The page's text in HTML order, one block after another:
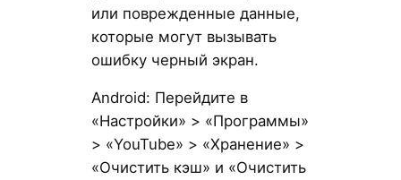
или поврежденные данные,
которые могут вызывать
ошибку черный экран.
Android: Перейдите в
«Настройки» > «Программы»
> «YouTube» > «Хранение» >
«Очистить кэш» и «Очистить